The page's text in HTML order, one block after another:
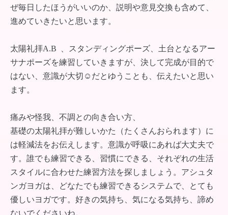
ぜ毎日したほうがいいのか、説明や意見交換も含めて、
進めていきたいと思います。
太陽礼拝A.B 、スタンディングポーズ、土台となるアー
サナポーズを練習していきますが、決して完成が目的で
はない、意識が大切☺︎だとゆうことも、伝えたいと思い
ます。
痛みや怪我、不調との向き合い方、
基礎の太陽礼拝が難しいかた（たくさんおられます）に
は軽減法をお伝えします。意識が呼吸にあれば大丈夫で
す。誰でも練習できる、習慣にできる、それぞれの生活
スタイルに合わせた練習方法を探しましょう。アシュタ
ンガヨガは、どなたでも練習できるシステムで、とても
優しいヨガです。好きの気持ち、気になる気持ち、諦め
ないでくださいね。